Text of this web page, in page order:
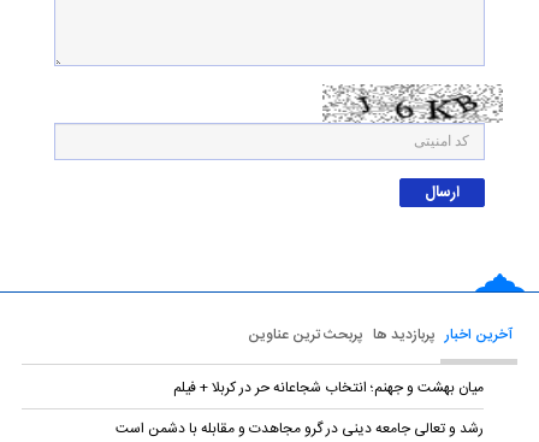
آخرین اخبار پربازدید ها پربحث ترین عناوین
میان بهشت و جهنم؛ انتخاب شجاعانه حر در کربلا + فیلم
رشد و تعالی جامعه دینی در گرو مجاهدت و مقابله با دشمن است